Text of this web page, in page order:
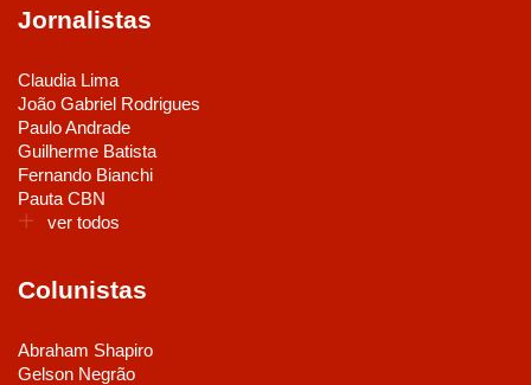
Jornalistas
Claudia Lima
João Gabriel Rodrigues
Paulo Andrade
Guilherme Batista
Fernando Bianchi
Pauta CBN
ver todos
Colunistas
Abraham Shapiro
Gelson Negrão